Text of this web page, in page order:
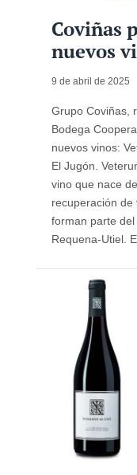
Coviñas
nuevos
9 de abril de 2025
Grupo Coviñas,
Bodega
nuevos vinos:
El Jugón.
vino que nace
recuperación de
forman parte
Requena-Utiel.